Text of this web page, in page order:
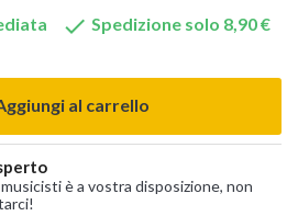
 Spedizione solo 8,90 €
al carrello
è a vostra disposizione, non